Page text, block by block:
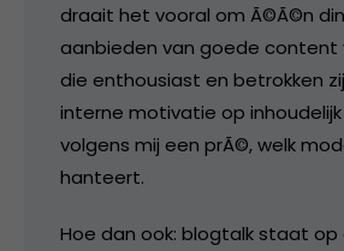
draait het vooral om Ã©Ã©n
aanbieden van goede content
die enthousiast en betrokken
interne motivatie op inhoudelijk
volgens mij een prÃ©, welk
hanteert.
Hoe dan ook: blogtalk staat op